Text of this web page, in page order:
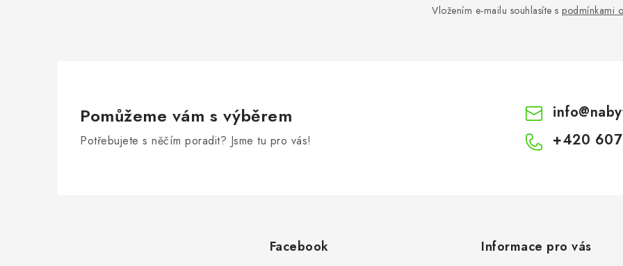
Vložením e-mailu souhlasíte s podmínkami
Pomůžeme vám s výběrem
Potřebujete s něčím poradit? Jsme tu pro vás!
info@
+420
Facebook Informace pro vás